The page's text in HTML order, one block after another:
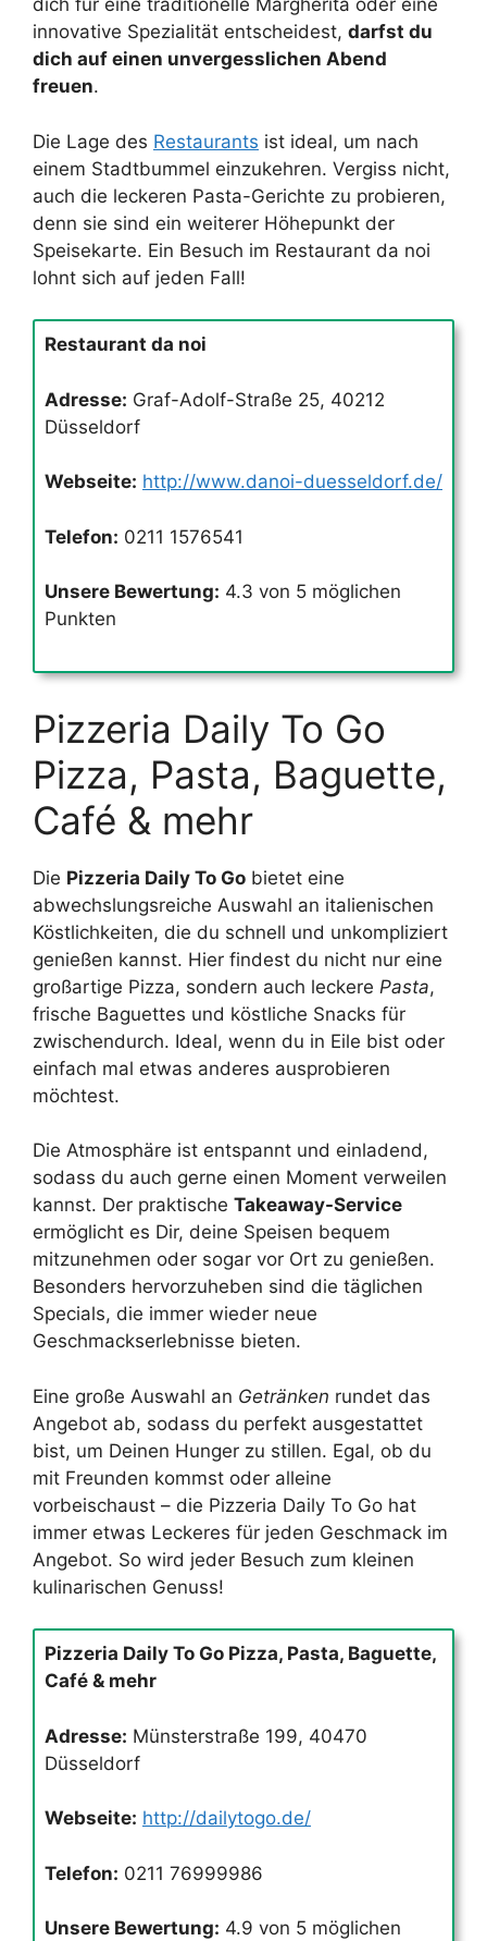
dich für eine traditionelle Margherita oder eine
innovative Spezialität entscheidest, darfst du
dich auf einen unvergesslichen Abend
freuen.
Die Lage des Restaurants ist ideal, um nach
einem Stadtbummel einzukehren. Vergiss nicht,
auch die leckeren Pasta-Gerichte zu probieren,
denn sie sind ein weiterer Höhepunkt der
Speisekarte. Ein Besuch im Restaurant da noi
lohnt sich auf jeden Fall!
Restaurant da noi
Adresse: Graf-Adolf-Straße 25, 40212
Düsseldorf
Webseite: http://www.danoi-duesseldorf.de/
Telefon: 0211 1576541
Unsere Bewertung: 4.3 von 5 möglichen
Punkten
Pizzeria Daily To Go
Pizza, Pasta, Baguette,
Café & mehr
Die Pizzeria Daily To Go bietet eine
abwechslungsreiche Auswahl an italienischen
Köstlichkeiten, die du schnell und unkompliziert
genießen kannst. Hier findest du nicht nur eine
großartige Pizza, sondern auch leckere Pasta,
frische Baguettes und köstliche Snacks für
zwischendurch. Ideal, wenn du in Eile bist oder
einfach mal etwas anderes ausprobieren
möchtest.
Die Atmosphäre ist entspannt und einladend,
sodass du auch gerne einen Moment verweilen
kannst. Der praktische Takeaway-Service
ermöglicht es Dir, deine Speisen bequem
mitzunehmen oder sogar vor Ort zu genießen.
Besonders hervorzuheben sind die täglichen
Specials, die immer wieder neue
Geschmackserlebnisse bieten.
Eine große Auswahl an Getränken rundet das
Angebot ab, sodass du perfekt ausgestattet
bist, um Deinen Hunger zu stillen. Egal, ob du
mit Freunden kommst oder alleine
vorbeischaust – die Pizzeria Daily To Go hat
immer etwas Leckeres für jeden Geschmack im
Angebot. So wird jeder Besuch zum kleinen
kulinarischen Genuss!
Pizzeria Daily To Go Pizza, Pasta, Baguette,
Café & mehr
Adresse: Münsterstraße 199, 40470
Düsseldorf
Webseite: http://dailytogo.de/
Telefon: 0211 76999986
Unsere Bewertung: 4.9 von 5 möglichen